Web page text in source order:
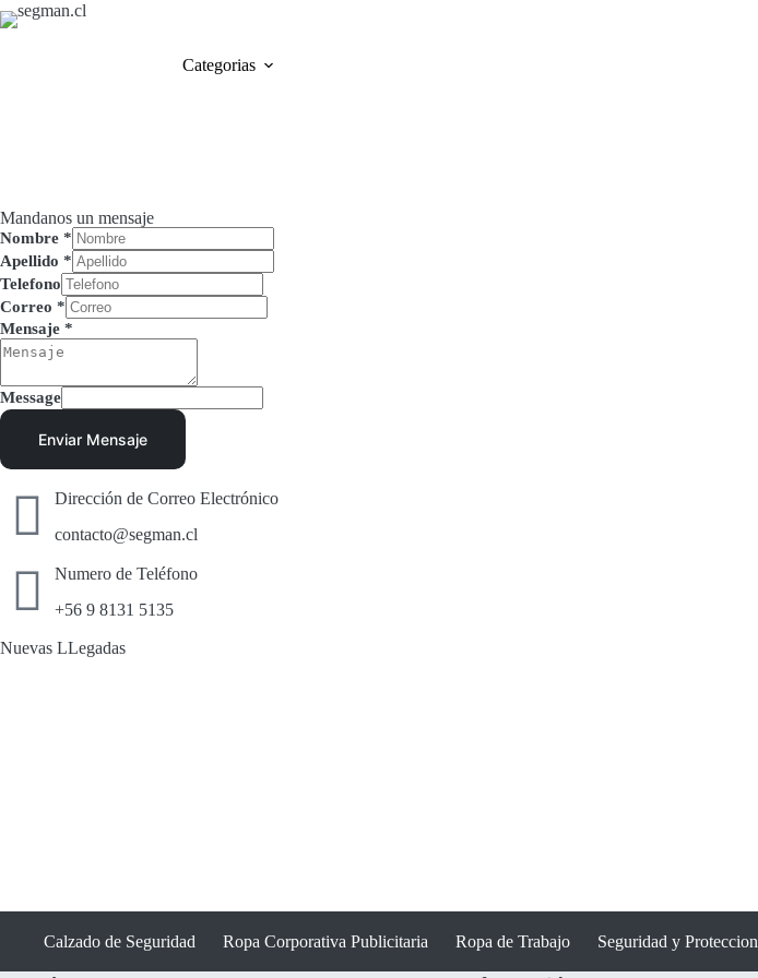
Categorias
Mandanos un mensaje
Nombre *
Apellido *
Telefono
Correo *
Mensaje *
Message
Enviar Mensaje
Dirección de Correo Electrónico
contacto@segman.cl
Numero de Teléfono
+56 9 8131 5135
Nuevas LLegadas
Calzado de Seguridad Ropa Corporativa Publicitaria Ropa de Trabajo Seguridad y Proteccion